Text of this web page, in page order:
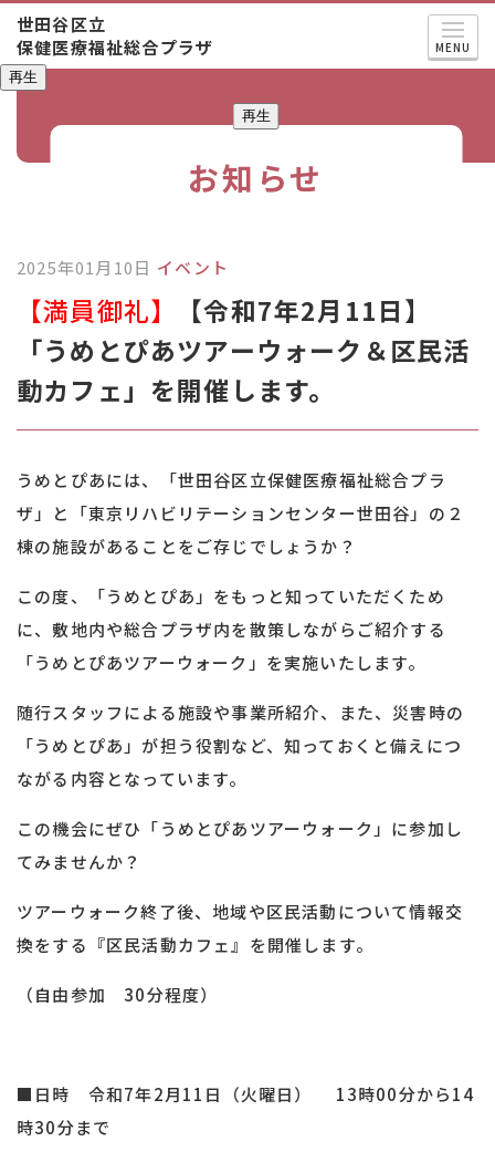
世田谷区立
保健医療福祉総合プラザ
MENU
再生
再生
お知らせ
2025年01月10日 イベント
【満員御礼】
【令和7年2月11日】
「うめとぴあツアーウォーク＆区民活
動カフェ」を開催します。
うめとぴあには、「世田谷区立保健医療福祉総合プラ
ザ」と「東京リハビリテーションセンター世田谷」の２
棟の施設があることをご存じでしょうか？
この度、「うめとぴあ」をもっと知っていただくため
に、敷地内や総合プラザ内を散策しながらご紹介する
「うめとぴあツアーウォーク」を実施いたします。
随行スタッフによる施設や事業所紹介、また、災害時の
「うめとぴあ」が担う役割など、知っておくと備えにつ
ながる内容となっています。
この機会にぜひ「うめとぴあツアーウォーク」に参加し
てみませんか？
ツアーウォーク終了後、地域や区民活動について情報交
換をする『区民活動カフェ』を開催します。
（自由参加 30分程度）
■日時 令和7年2月11日（火曜日） 13時00分から14
時30分まで